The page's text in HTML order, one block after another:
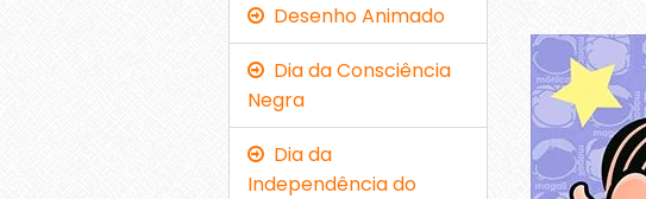
Desenho Animado
Dia da Consciência
Negra
Dia da
Independência do